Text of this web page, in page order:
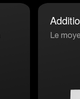
Le